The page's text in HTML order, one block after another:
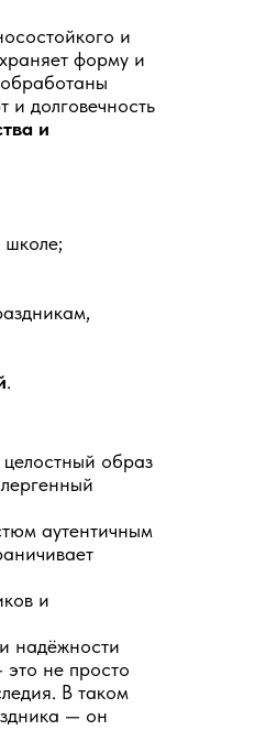
и
форму и
и долговечность
и
школе;
.
образ
аутентичным
и
надёжности
это не просто
В таком
— он